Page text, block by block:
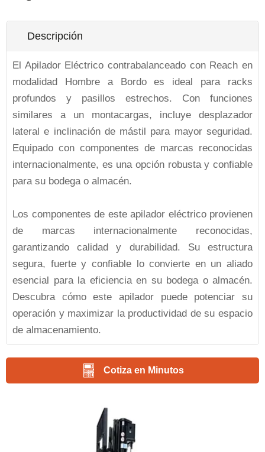
Descripción
El Apilador Eléctrico contrabalanceado con Reach en
modalidad Hombre a Bordo es ideal para racks
profundos y pasillos estrechos. Con funciones
similares a un montacargas, incluye desplazador
lateral e inclinación de mástil para mayor seguridad.
Equipado con componentes de marcas reconocidas
internacionalmente, es una opción robusta y confiable
para su bodega o almacén.
Los componentes de este apilador eléctrico provienen
de marcas internacionalmente reconocidas,
garantizando calidad y durabilidad. Su estructura
segura, fuerte y confiable lo convierte en un aliado
esencial para la eficiencia en su bodega o almacén.
Descubra cómo este apilador puede potenciar su
operación y maximizar la productividad de su espacio
de almacenamiento.
Cotiza en Minutos